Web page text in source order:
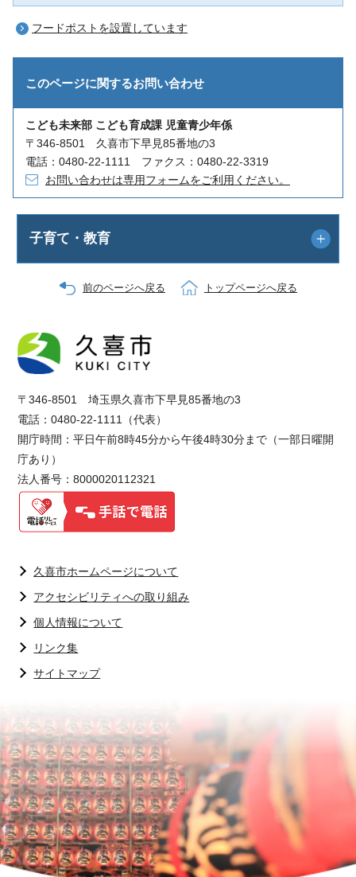
フードポストを設置しています
このページに関するお問い合わせ
こども未来部 こども育成課 児童青少年係
〒346-8501 久喜市下早見85番地の3
電話：0480-22-1111 ファクス：0480-22-3319
お問い合わせは専用フォームをご利用ください。
子育て・教育
前のページへ戻る トップページへ戻る
〒346-8501 埼玉県久喜市下早見85番地の3
電話：0480-22-1111（代表）
開庁時間：平日午前8時45分から午後4時30分まで（一部日曜開
庁あり）
法人番号：8000020112321
久喜市ホームページについて
アクセシビリティへの取り組み
個人情報について
リンク集
サイトマップ